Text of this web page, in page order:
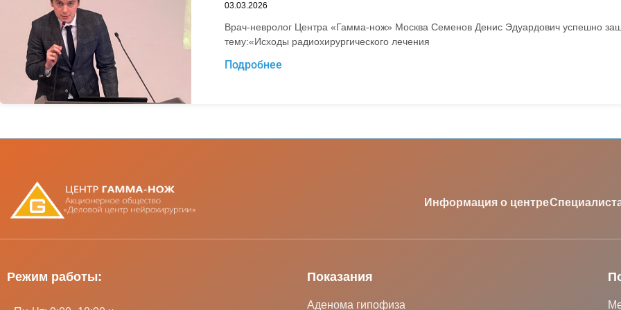
03.03.2026
Врач-невролог Центра «Гамма-нож» Москва Семенов Денис Эдуардович успешно
тему:«Исходы радиохирургического лечения
Подробнее
Информация о центре
Режим работы: Показания
Аденома гипофиза